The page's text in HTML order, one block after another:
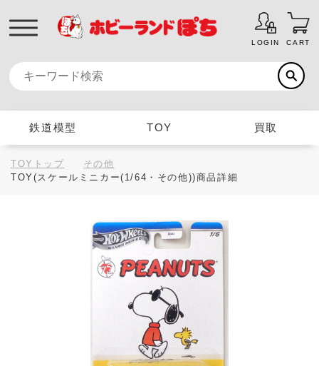
LOGIN CART
鉄道模型 TOY 買取
TOYトップ
その他
TOY(スケールミニカー(1/64・その他))商品詳細